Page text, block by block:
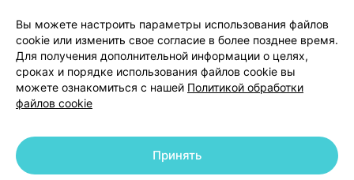
Способы оплаты
Вакансии
Партнеры
Написать руководителю 103.by
Написать в поддержку
Персональные настройки Cookie
© 2026 ООО «Артокс Лаб», УНП 191700409 | 220012, Республика Беларусь,
Вы можете настроить параметры использования файлов
cookie или изменить свое согласие в более позднее время.
Для получения дополнительной информации о целях,
сроках и порядке использования файлов cookie вы
можете ознакомиться с нашей Политикой обработки
файлов cookie
Принять